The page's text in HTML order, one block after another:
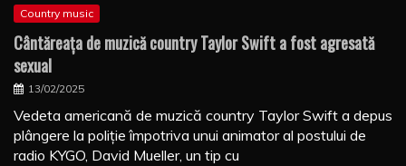
Country music
Cântăreaţa de muzică country Taylor Swift a fost agresată
sexual
13/02/2025
Vedeta americană de muzică country Taylor Swift a depus
plângere la poliţie împotriva unui animator al postului de
radio KYGO, David Mueller, un tip cu